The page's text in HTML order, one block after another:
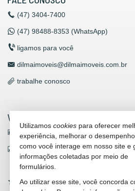
(47) 3404-7400
(47) 98488-8353 (WhatsApp)
ligamos para você
dilmaimoveis@dilmaimoveis.com.br
trabalhe conosco
VEJA MAIS
receba nosso newsletter
indicadores financeiros
cadastre seu imóvel
imóveis favoritos
Utilizamos cookies para oferecer
experiência, melhorar o
como você interage em nosso site e
informações coletadas por meio de
formulários.
Ao utilizar esse site, você concorda